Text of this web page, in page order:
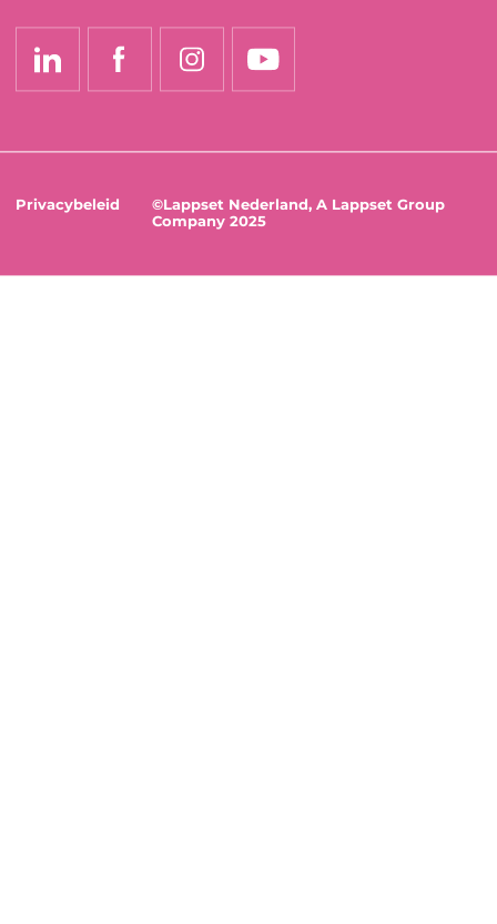
Privacybeleid
©Lappset Nederland, A Lappset Group
Company 2025